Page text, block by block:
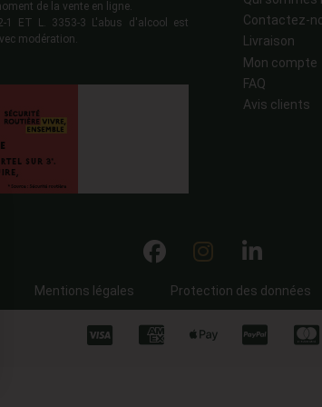
de la vente en ligne.
1 ET L. 3353-3 L'abus d'alcool est
modération.
Contactez-
Livraison
Mon compte
FAQ
Avis clients
Mentions légales Protection des données